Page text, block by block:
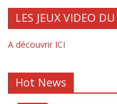
LES JEUX VIDEO
A découvrir ICI
Hot News